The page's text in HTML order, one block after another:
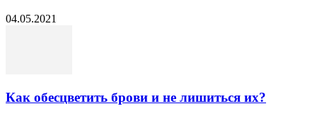
04.05.2021
Как обесцветить брови и не лишиться их?